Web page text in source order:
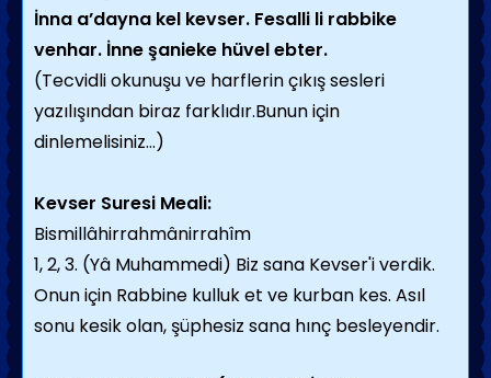
İnna a’dayna kel kevser. Fesalli li rabbike
venhar. İnne şanieke hüvel ebter.
(Tecvidli okunuşu ve harflerin çıkış sesleri
yazılışından biraz farklıdır.Bunun için
dinlemelisiniz...)
Kevser Suresi Meali:
Bismillâhirrahmânirrahîm
1, 2, 3. (Yâ Muhammedi) Biz sana Kevser'i verdik.
Onun için Rabbine kulluk et ve kurban kes. Asıl
sonu kesik olan, şüphesiz sana hınç besleyendir.